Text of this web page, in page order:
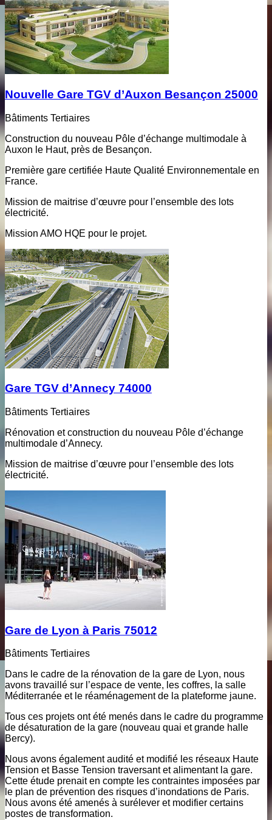
Nouvelle Gare TGV d’Auxon Besançon 25000
Bâtiments Tertiaires
Construction du nouveau Pôle d’échange multimodale à
Auxon le Haut, près de Besançon.
Première gare certifiée Haute Qualité Environnementale en
France.
Mission de maitrise d’œuvre pour l’ensemble des lots
électricité.
Mission AMO HQE pour le projet.
Gare TGV d’Annecy 74000
Bâtiments Tertiaires
Rénovation et construction du nouveau Pôle d’échange
multimodale d’Annecy.
Mission de maitrise d’œuvre pour l’ensemble des lots
électricité.
Gare de Lyon à Paris 75012
Bâtiments Tertiaires
Dans le cadre de la rénovation de la gare de Lyon, nous
avons travaillé sur l’espace de vente, les coffres, la salle
Méditerranée et le réaménagement de la plateforme jaune.
Tous ces projets ont été menés dans le cadre du programme
de désaturation de la gare (nouveau quai et grande halle
Bercy).
Nous avons également audité et modifié les réseaux Haute
Tension et Basse Tension traversant et alimentant la gare.
Cette étude prenait en compte les contraintes imposées par
le plan de prévention des risques d’inondations de Paris.
Nous avons été amenés à surélever et modifier certains
postes de transformation.